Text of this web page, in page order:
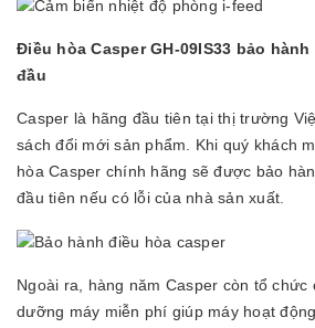
Điều hòa Casper GH-09IS33 bảo
đầu
Casper là hãng đầu tiên tại thị trường
sách đổi mới sản phẩm. Khi quý khách
hòa Casper chính hãng sẽ được bảo
đầu tiên nếu có lỗi của nhà sản xuất.
Ngoài ra, hàng năm Casper còn tổ
dưỡng máy miễn phí giúp máy hoạt